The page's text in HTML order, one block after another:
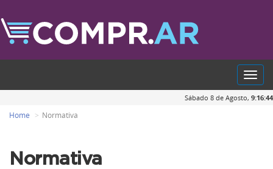
Sábado 8 de Agosto, 9:16:44
Home Normativa
Normativa